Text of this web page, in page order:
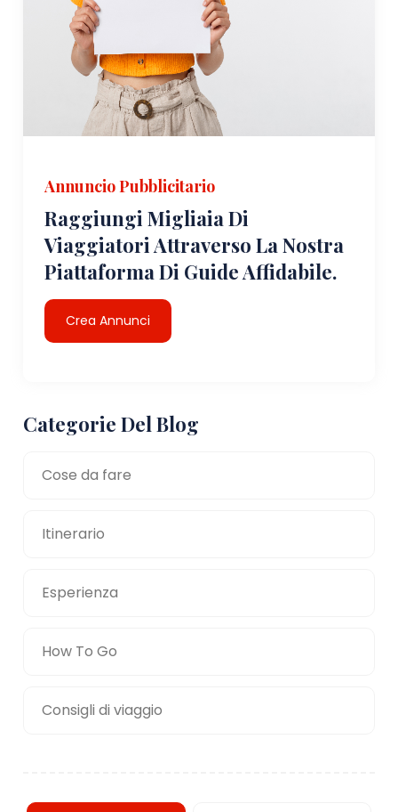
Annuncio Pubblicitario
Raggiungi Migliaia Di
Viaggiatori Attraverso La Nostra
Piattaforma Di Guide Affidabile.
Crea Annunci
Categorie Del Blog
Cose da fare
Itinerario
Esperienza
How To Go
Consigli di viaggio